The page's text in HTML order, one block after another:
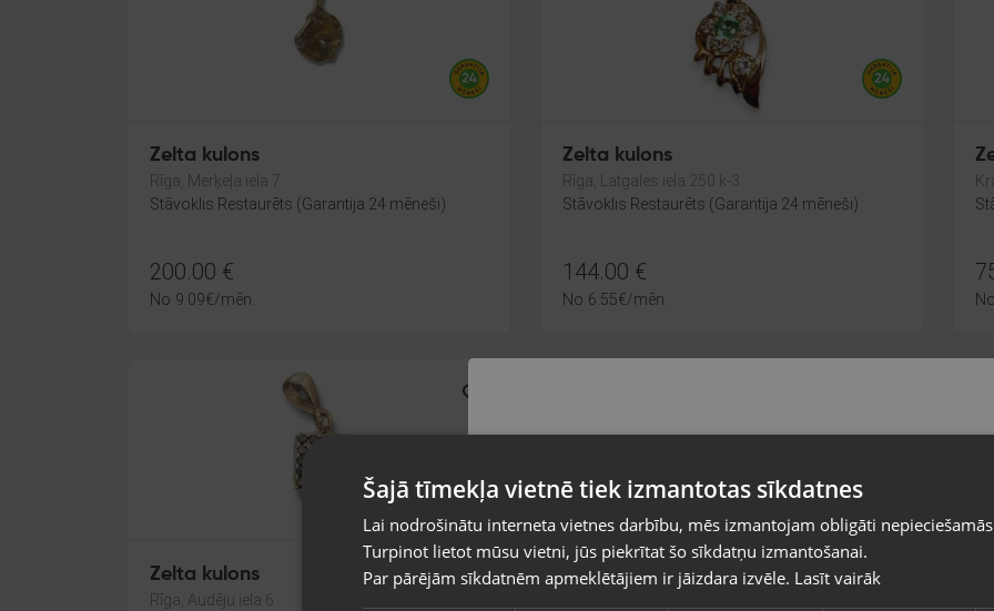
Zelta kulons
Rīga, Merķeļa iela 7
Stāvoklis Restaurēts (Garantija 24 mēneši)
200.00 €
No 9.09€/mēn.
Zelta kulons
Rīga, Latgales iela 250 k-3
Stāvoklis Restaurēts (Garantija 24 mēneši)
144.00 €
No 6.55€/mēn. No
Zelta kulons
Rīga, Audēju iela 6
Zelta kulons
valsti
Vietnes saturs būs attēlots izvēlētajā valodā
Valsts
Šajā tīmekļa vietnē tiek izmantotas sīkdatnes
Lai nodrošinātu interneta vietnes darbību, mēs izmantojam obligāti
Turpinot lietot mūsu vietni, jūs piekrītat šo sīkdatņu izmantošanai.
Par pārējām sīkdatnēm apmeklētājiem ir jāizdara izvēle. Lasīt vairāk